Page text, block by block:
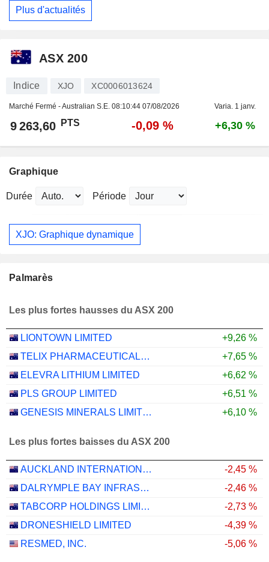
Plus d'actualités
ASX 200
Indice XJO XC0006013624
Marché Fermé - Australian S.E. 08:10:44 07/08/2026 Varia. 1 janv.
9 263,60 PTS -0,09 % +6,30 %
Graphique
Durée Période
XJO: Graphique dynamique
Palmarès
Les plus fortes hausses du ASX 200
LIONTOWN LIMITED
+9,26 %
TELIX PHARMACEUTICALS LIMITED
+7,65 %
ELEVRA LITHIUM LIMITED
+6,62 %
PLS GROUP LIMITED
+6,51 %
GENESIS MINERALS LIMITED
+6,10 %
Les plus fortes baisses du ASX 200
AUCKLAND INTERNATIONAL AIRPORT LIMITED
-2,45 %
DALRYMPLE BAY INFRASTRUCTURE LIMITED
-2,46 %
TABCORP HOLDINGS LIMITED
-2,73 %
DRONESHIELD LIMITED
-4,39 %
RESMED, INC.
-5,06 %